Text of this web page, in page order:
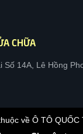
CHỮA
Số 14A, Lê Hồng
về Ô TÔ QUỐC